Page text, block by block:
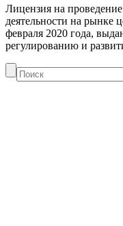
Лицензия на
деятельности на рынке
февраля 2020 года,
регулированию и